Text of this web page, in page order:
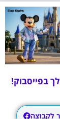
-
בפייסבוק!
לקבוצה